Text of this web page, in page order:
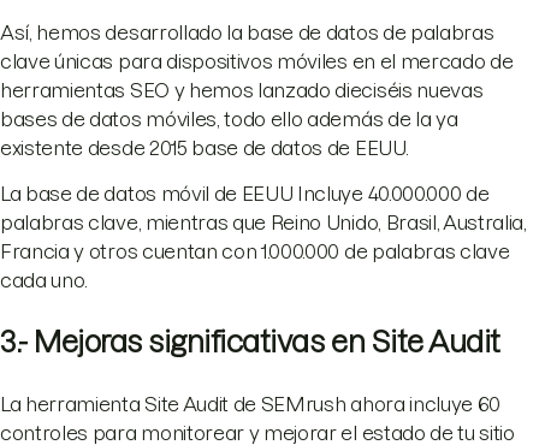
Así, hemos desarrollado la base de datos de palabras
clave únicas para dispositivos móviles en el mercado de
herramientas SEO y hemos lanzado dieciséis nuevas
bases de datos móviles, todo ello además de la ya
existente desde 2015 base de datos de EEUU.
La base de datos móvil de EEUU Incluye 40.000.000 de
palabras clave, mientras que Reino Unido, Brasil, Australia,
Francia y otros cuentan con 1.000.000 de palabras clave
cada uno.
3.- Mejoras significativas en Site Audit
La herramienta Site Audit de SEMrush ahora incluye 60
controles para monitorear y mejorar el estado de tu sitio